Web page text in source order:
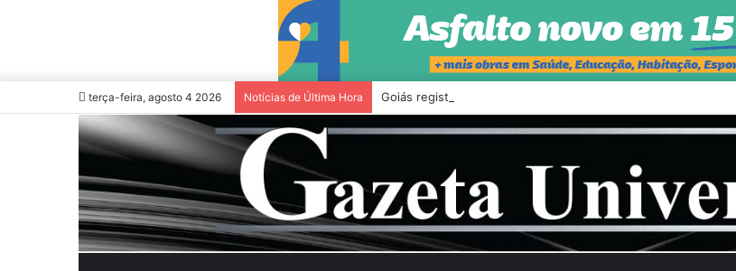
terça-feira, agosto 4 2026 Notícias de Última Hora Goiás registra menor taxa de mortes violentas da série histórica